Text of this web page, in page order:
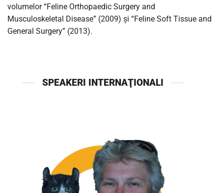
volumelor “Feline Orthopaedic Surgery and
Musculoskeletal Disease” (2009) și “Feline Soft Tissue and
General Surgery” (2013).
SPEAKERI INTERNAŢIONALI